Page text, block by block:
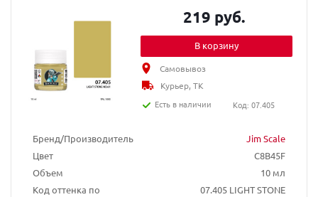
Бренд/Производитель
Jim Scale
Цвет
C8B45F
Объем
10 мл
Код оттенка по
07.405 LIGHT STONE
219 руб.
В корзину
Самовывоз
Курьер, ТК
Есть в наличии
Код: 07.405